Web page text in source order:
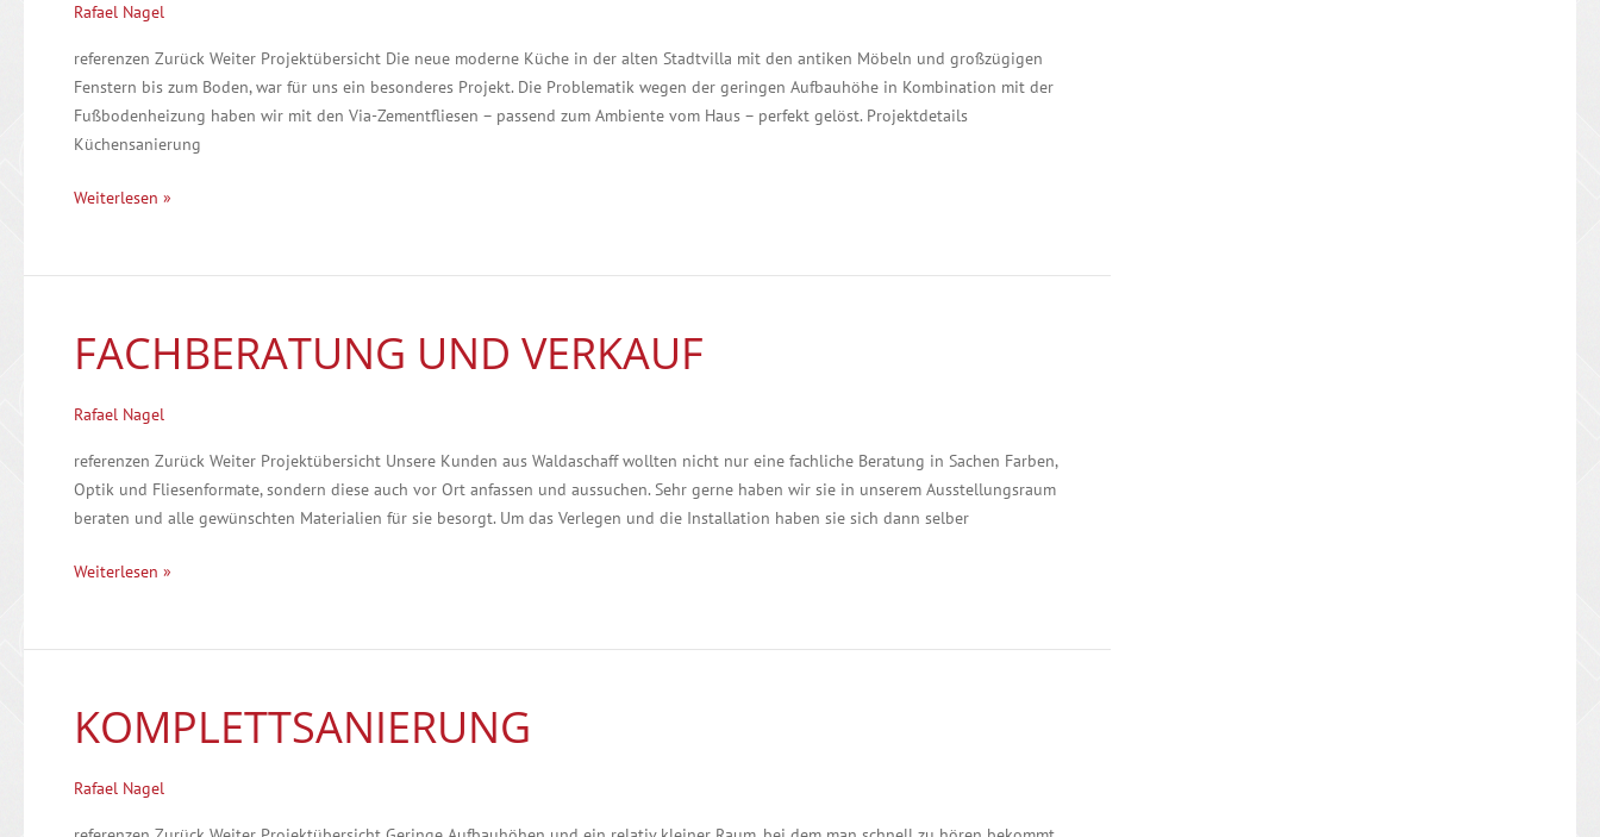
Rafael Nagel
referenzen Zurück Weiter Projektübersicht Die neue moderne Küche in der alten Stadtvilla mit den antiken Möbeln und großzügigen
Fenstern bis zum Boden, war für uns ein besonderes Projekt. Die Problematik wegen der geringen Aufbauhöhe in Kombination mit der
Fußbodenheizung haben wir mit den Via-Zementfliesen – passend zum Ambiente vom Haus – perfekt gelöst. Projektdetails
Küchensanierung
Weiterlesen »
FACHBERATUNG UND VERKAUF
Rafael Nagel
referenzen Zurück Weiter Projektübersicht Unsere Kunden aus Waldaschaff wollten nicht nur eine fachliche Beratung in Sachen Farben,
Optik und Fliesenformate, sondern diese auch vor Ort anfassen und aussuchen. Sehr gerne haben wir sie in unserem Ausstellungsraum
beraten und alle gewünschten Materialien für sie besorgt. Um das Verlegen und die Installation haben sie sich dann selber
Fachberatung
und
Weiterlesen »
KOMPLETTSANIERUNG
Rafael Nagel
Komplettsanierung